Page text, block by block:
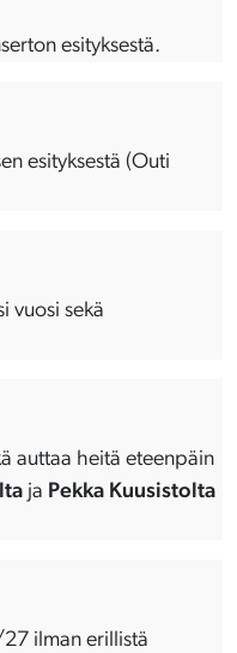
esityksestä.
esityksestä (Outi
vuosi sekä
auttaa heitä eteenpäin
ja Pekka Kuusistolta
ilman erillistä